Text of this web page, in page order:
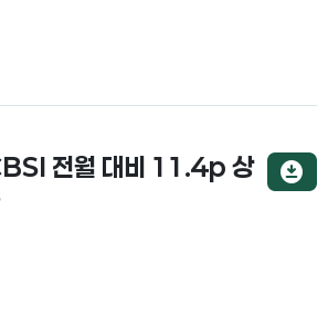
전월 대비 11.4p 상
download_for_offline